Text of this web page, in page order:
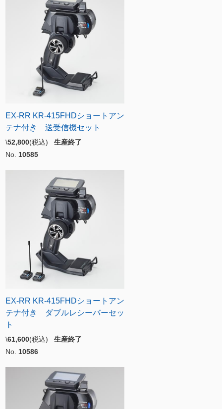
EX-RR KR-415FHDショートアン
テナ付き 送受信機セット
\52,800(税込) 生産終了
No. 10585
EX-RR KR-415FHDショートアン
テナ付き ダブルレシーバーセッ
ト
\61,600(税込) 生産終了
No. 10586